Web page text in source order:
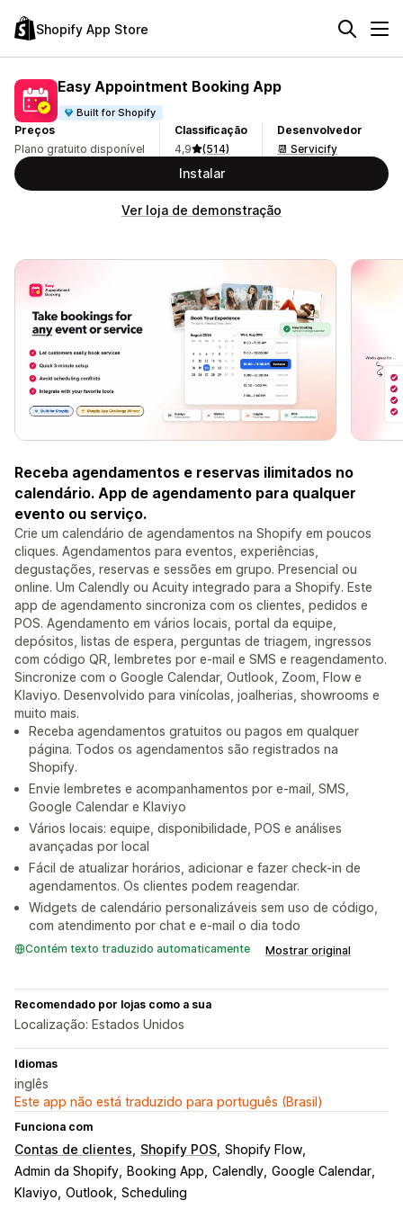
Shopify App Store
Easy Appointment Booking App
Built for Shopify
Preços
Plano gratuito disponível
Classificação
4,9
(514)
Desenvolvedor
📆 Servicify
Instalar
Ver loja de demonstração
Receba agendamentos e reservas ilimitados no
calendário. App de agendamento para qualquer
evento ou serviço.
Crie um calendário de agendamentos na Shopify em poucos
cliques. Agendamentos para eventos, experiências,
degustações, reservas e sessões em grupo. Presencial ou
online. Um Calendly ou Acuity integrado para a Shopify. Este
app de agendamento sincroniza com os clientes, pedidos e
POS. Agendamento em vários locais, portal da equipe,
depósitos, listas de espera, perguntas de triagem, ingressos
com código QR, lembretes por e-mail e SMS e reagendamento.
Sincronize com o Google Calendar, Outlook, Zoom, Flow e
Klaviyo. Desenvolvido para vinícolas, joalherias, showrooms e
muito mais.
Receba agendamentos gratuitos ou pagos em qualquer
página. Todos os agendamentos são registrados na
Shopify.
Envie lembretes e acompanhamentos por e-mail, SMS,
Google Calendar e Klaviyo
Vários locais: equipe, disponibilidade, POS e análises
avançadas por local
Fácil de atualizar horários, adicionar e fazer check-in de
agendamentos. Os clientes podem reagendar.
Widgets de calendário personalizáveis sem uso de código,
com atendimento por chat e e-mail o dia todo
Contém texto traduzido automaticamente Mostrar original
Recomendado por lojas como a sua
Localização: Estados Unidos
Idiomas
inglês
Este app não está traduzido para português (Brasil)
Funciona com
Contas de clientes Shopify POS Shopify Flow
Admin da Shopify
Booking App Calendly Google Calendar
Klaviyo Outlook Scheduling